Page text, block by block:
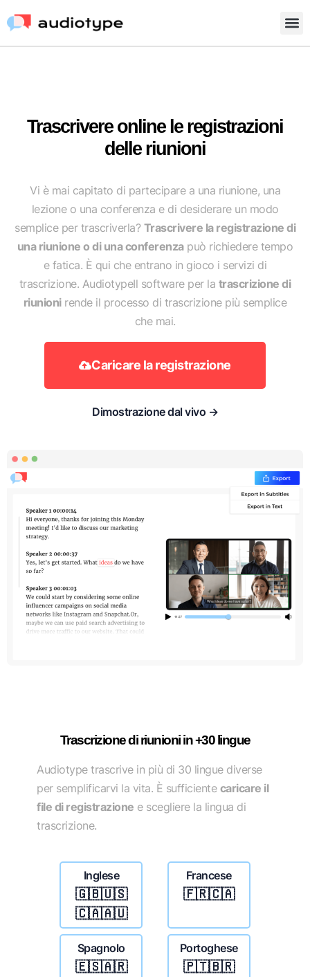
Trascrivere online le registrazioni
delle riunioni
Vi è mai capitato di partecipare a una riunione, una
lezione o una conferenza e di desiderare un modo
semplice per trascriverla? Trascrivere la registrazione di
una riunione o di una conferenzapuò richiedere tempo
e fatica. È qui che entrano in gioco i servizi di
trascrizione. AudiotypeIl software per la trascrizione di
riunionirende il processo di trascrizione più semplice
che mai.
Caricare la registrazione
Dimostrazione dal vivo →
Trascrizione di riunioni in +30 lingue
Audiotype trascrive in più di 30 lingue diverse
per semplificarvi la vita. È sufficiente caricare il
file di registrazione e scegliere la lingua di
trascrizione.
Inglese
🇬🇧🇺🇸
🇨🇦🇦🇺
Francese
🇫🇷🇨🇦
Spagnolo
🇪🇸🇦🇷
Portoghese
🇵🇹🇧🇷